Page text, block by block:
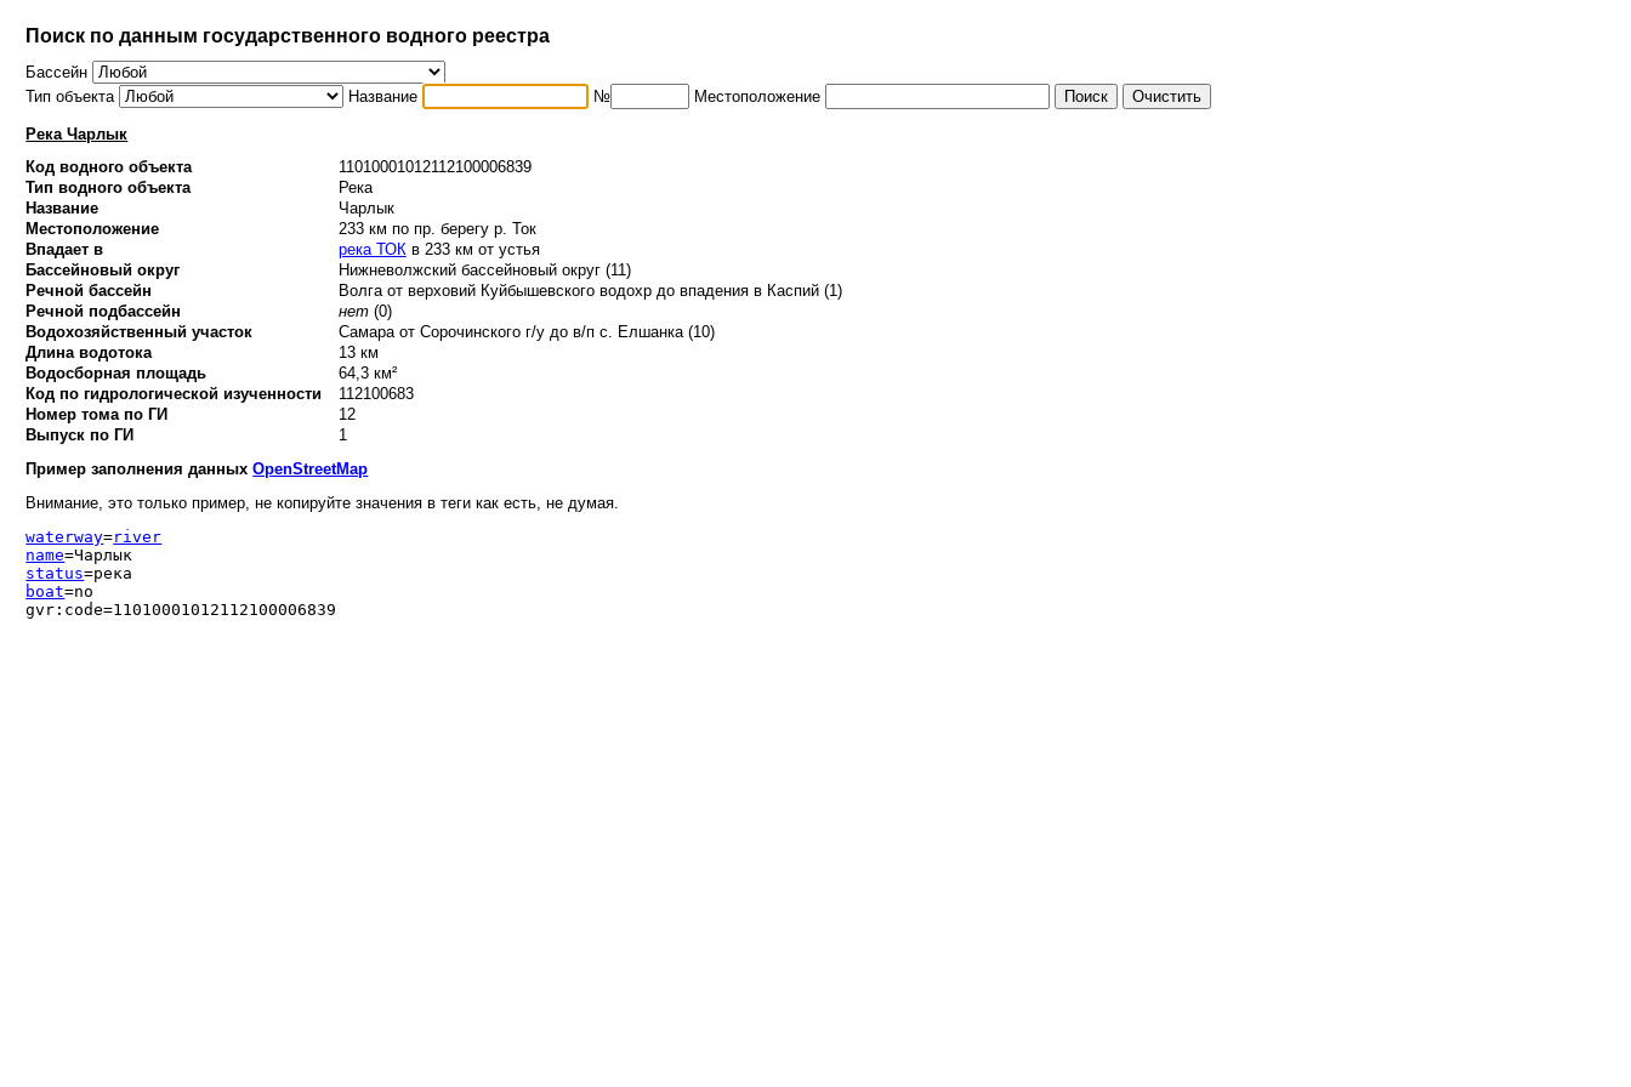
Поиск по данным государственного водного реестра
Бассейн
Тип объекта
Название № Местоположение
Река Чарлык
Код водного объекта
11010001012112100006839
Тип водного объекта
Река
Название
Чарлык
Местоположение
233 км по пр. берегу р. Ток
Впадает в
река ТОКв 233 км от устья
Бассейновый округ
Нижневолжский бассейновый округ (11)
Речной бассейн
Волга от верховий Куйбышевского водохр до впадения в Каспий (1)
Речной подбассейн
нет(0)
Водохозяйственный участок
Самара от Сорочинского г/у до в/п с. Елшанка (10)
Длина водотока
13 км
Водосборная площадь
64,3 км²
Код по гидрологической изученности
112100683
Номер тома по ГИ
12
Выпуск по ГИ
1
Пример заполнения данныхOpenStreetMap
Внимание, это только пример, не копируйте значения в теги как есть, не думая.
waterway=river
name=Чарлык
status=река
boat=no
gvr:code=11010001012112100006839